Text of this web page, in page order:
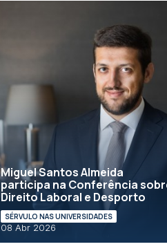
Miguel Santos Almeida
participa na Conferência
Direito Laboral e Desporto
SÉRVULO NAS UNIVERSIDADES
08 Abr 2026